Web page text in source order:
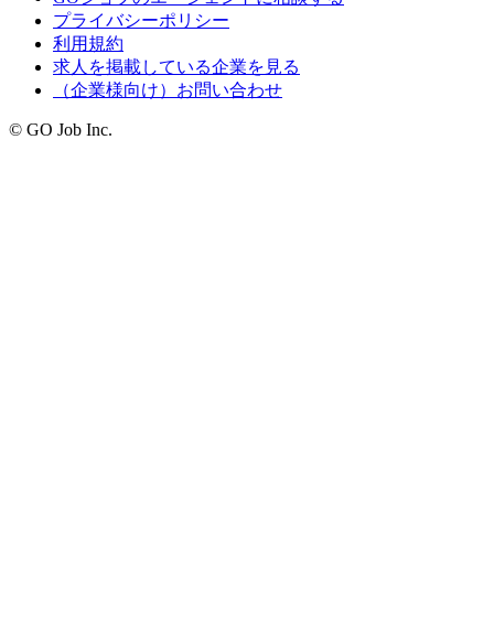
プライバシーポリシー
利用規約
求人を掲載している企業を見る
（企業様向け）お問い合わせ
© GO Job Inc.